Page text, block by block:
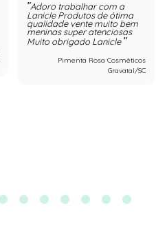
Adoro trabalhar com a
Lanicle Produtos de ótima
qualidade vente muito bem
meninas super atenciosas
Muito obrigado Lanicle
Pimenta Rosa Cosméticos
Gravatal/SC